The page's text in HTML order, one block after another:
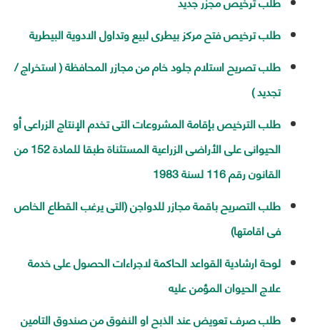
طلب ترخيص فتح مركز بيطرى لبيع وتداول الادوية البيطرية
طلب تصريح استلام جلود خام من مجازر المحافظة ( استخراج /
تجديد )
طلب الترخيص بإقامة المشروعات التى تخدم الإنتاج الزراعى أو
الحيوانى على الأراضى الزراعية المستثناة طبقا للمادة 152 من
القانون رقم 116 لسنة 1983
طلب التصريح باقمة مجازر للدواجن (التى يرغب القطاع الخاص
فى اقامتها)
لوحة ارشادية القواعد الحاكمة لاجراءات الحصول على خدمة
علاج الحيوان المؤمن عليه
طلب صرف تعويض عند الذبح او النفوق من صندوق التامين